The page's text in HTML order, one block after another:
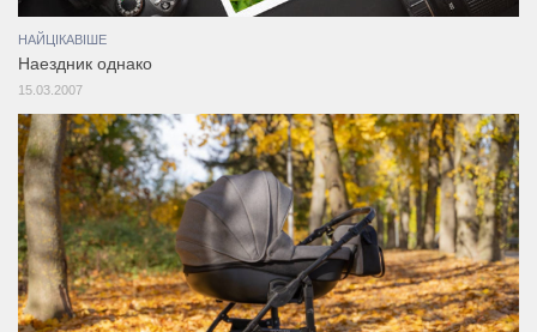
НАЙЦІКАВІШЕ
Наездник однако
15.03.2007